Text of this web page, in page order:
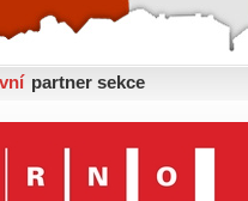
partner sekce